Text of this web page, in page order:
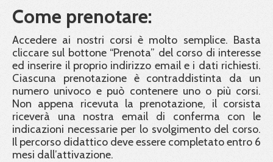
Come prenotare:
Accedere ai nostri corsi è molto semplice. Basta
cliccare sul bottone “Prenota” del corso di interesse
ed inserire il proprio indirizzo email e i dati richiesti.
Ciascuna prenotazione è contraddistinta da un
numero univoco e può contenere uno o più corsi.
Non appena ricevuta la prenotazione, il corsista
riceverà una nostra email di conferma con le
indicazioni necessarie per lo svolgimento del corso.
Il percorso didattico deve essere completato entro 6
mesi dall’attivazione.